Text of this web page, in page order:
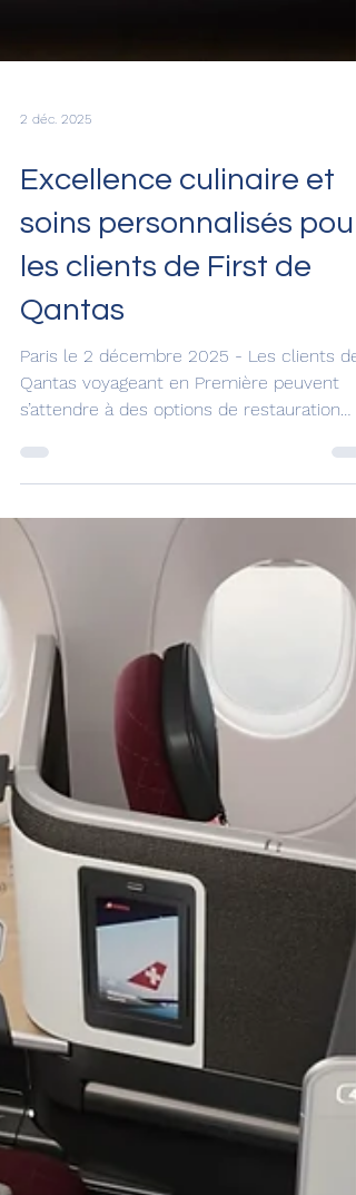
2 déc. 2025
Excellence culinaire et
soins personnalisés pour
les clients de First de
Qantas
Paris le 2 décembre 2025 - Les clients de
s’attendre à des options de restauration
haut de gamme, des trousses de toilette
Aesop exclusives, du champagne Bollinger
et des pyjamas repensés. La compagnie
aérienne introduit en effet une série
d’améliorations dans sa cabine premium
l’A380. La First de Qantas Déployées
progressivement sur l’ensemble du réseau
international de la compagnie aérienne à
partir de décembre, ces améliorations, ain